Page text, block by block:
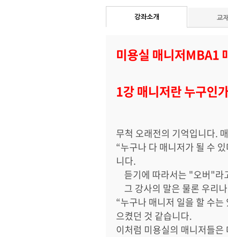
미용실 매니저MBA1
1강 매니저란 누구인
무척 오래전의 기억입니다.
“누구나 다 매니저가 될 수
니다.
듣기에 따라서는 "오버"라
그 강사의 말은 물론 우리
“누구나 매니저 일을 할 수
으켰던 것 같습니다.
이처럼 미용실의 매니저들